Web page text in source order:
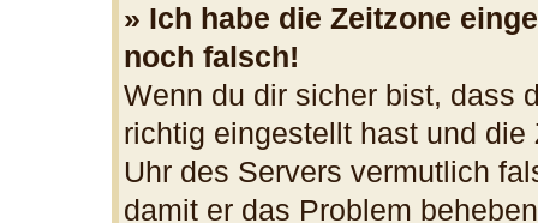
» Ich habe die Zeitzone
noch falsch!
Wenn du dir sicher bist, dass
richtig eingestellt hast und
Uhr des Servers vermutlich
damit er das Problem